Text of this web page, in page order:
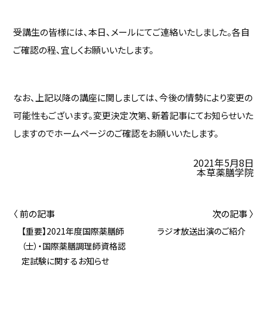
受講生の皆様には、本日、メールにてご連絡いたしました。各自
ご確認の程、宜しくお願いいたします。
なお、上記以降の講座に関しましては、今後の情勢により変更の
可能性もございます。変更決定次第、新着記事にてお知らせいた
しますのでホームページのご確認をお願いいたします。
2021年5月8日
本草薬膳学院
〈 前の記事
【重要】2021年度国際薬膳師
（士）・国際薬膳調理師資格認
定試験に関するお知らせ
次の記事 〉
ラジオ放送出演のご紹介